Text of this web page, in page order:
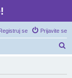
Prijavite se
se